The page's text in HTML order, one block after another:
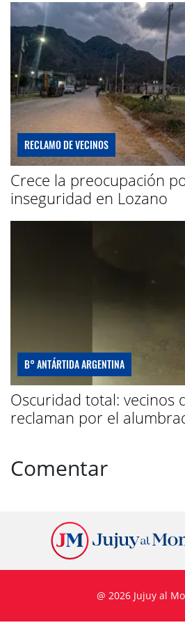
RECLAMO DE VECINOS
Crece la preocupación
inseguridad en Lozano
B° ANTÁRTIDA ARGENTINA
Oscuridad total: vecinos
reclaman por el
Comentar
@ 2026 Jujuy al